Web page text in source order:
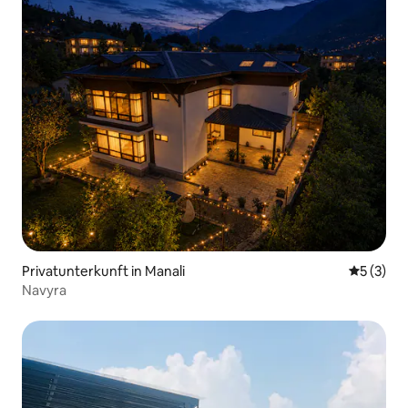
Privatunterkunft in Manali
5 (3)
Navyra